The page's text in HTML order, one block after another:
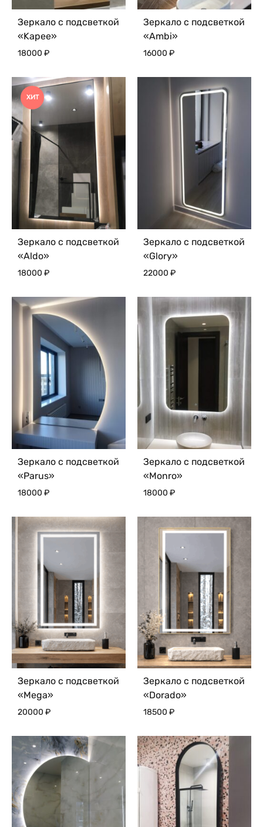
Зеркало с подсветкой
«Kapee»
18000 ₽
Зеркало с подсветкой
«Ambi»
16000 ₽
ХИТ
Зеркало с подсветкой
«Aldo»
18000 ₽
Зеркало с подсветкой
«Glory»
22000 ₽
Зеркало с подсветкой
«Parus»
18000 ₽
Зеркало с подсветкой
«Monro»
18000 ₽
Зеркало с подсветкой
«Mega»
20000 ₽
Зеркало с подсветкой
«Dorado»
18500 ₽